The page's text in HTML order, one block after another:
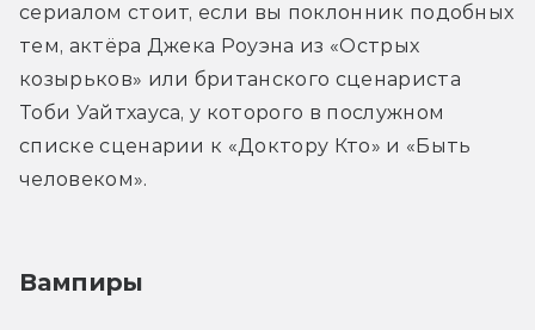
сериалом стоит, если вы поклонник подобных
тем, актёра Джека Роуэна из «Острых
козырьков» или британского сценариста
Тоби Уайтхауса, у которого в послужном
списке сценарии к «Доктору Кто» и «Быть
человеком».
Вампиры